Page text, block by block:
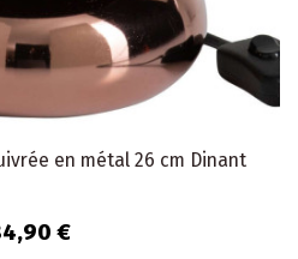
en métal 26 cm Dinant
€